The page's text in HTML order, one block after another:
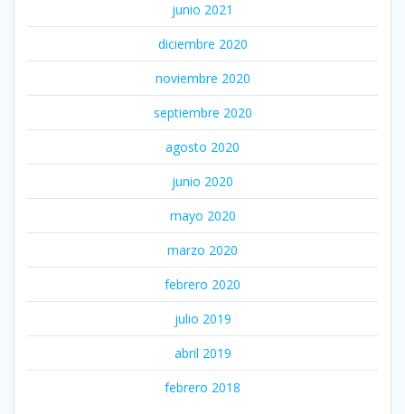
junio 2021
diciembre 2020
noviembre 2020
septiembre 2020
agosto 2020
junio 2020
mayo 2020
marzo 2020
febrero 2020
julio 2019
abril 2019
febrero 2018